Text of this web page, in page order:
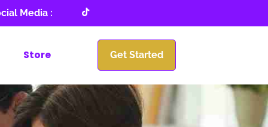
Media :
Store Get Started